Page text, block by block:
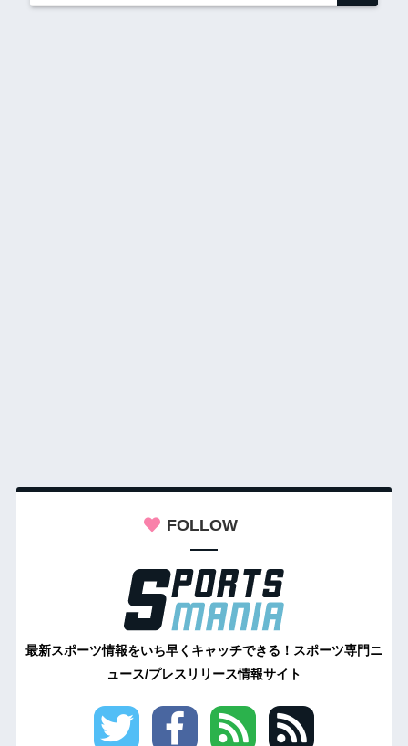
FOLLOW
最新スポーツ情報をいち早くキャッチできる！スポーツ専門ニ
ュース/プレスリリース情報サイト